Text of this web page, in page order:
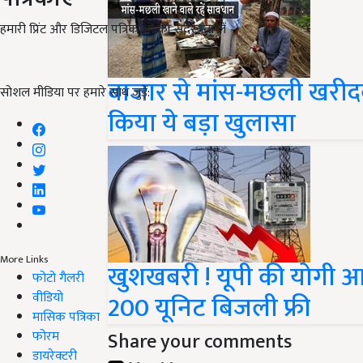
हमारी प्रिंट और डिजिटल पत्रिकाओं की सदस्यता लें
सोशल मीडिया पर हमारे साथ जुड़ें:
More Links
फोटो गैलरी
वीडियो
मासिक पत्रिका
फोरम
डायरेक्टरी
बाजार से मांस-मछली
किया ये बड़ा खुलासा
खुशखबरी ! यूपी की योगी
200 यूनिट बिजली फ्री
Share your comments